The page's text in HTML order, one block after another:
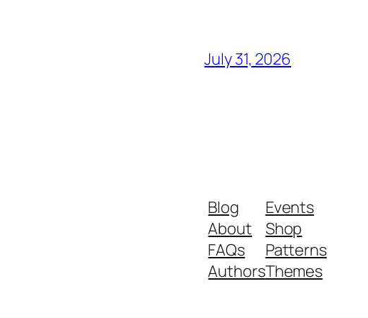
July 31, 2026
Blog
About
FAQs
Authors
Events
Shop
Patterns
Themes